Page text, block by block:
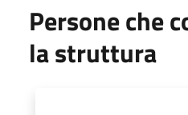
Persone che
la struttura